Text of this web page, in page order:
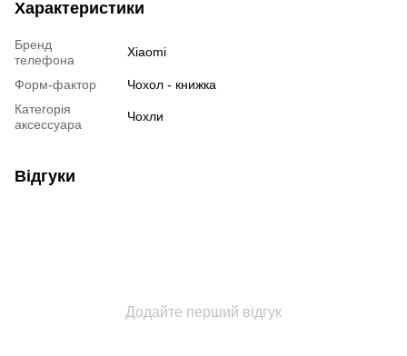
Характеристики
Бренд
телефона
Xiaomi
Форм-фактор
Чохол - книжка
Категорія
аксессуара
Чохли
Відгуки
Додайте перший відгук